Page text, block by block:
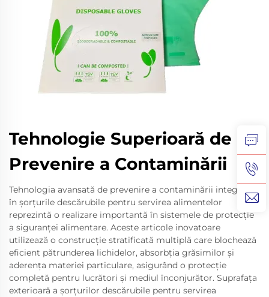
Tehnologie Superioară de
Prevenire a Contaminării
Tehnologia avansată de prevenire a contaminării integrată
în șorțurile descărubile pentru servirea alimentelor
reprezintă o realizare importantă în sistemele de protecție
a siguranței alimentare. Aceste articole inovatoare
utilizează o construcție stratificată multiplă care blochează
eficient pătrunderea lichidelor, absorbția grăsimilor și
aderența materiei particulare, asigurând o protecție
completă pentru lucrători și mediul înconjurător. Suprafața
exterioară a șorțurilor descărubile pentru servirea